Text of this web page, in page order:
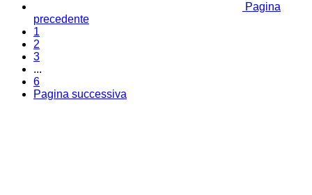
Pagina
precedente
1
2
3
...
6
Pagina successiva